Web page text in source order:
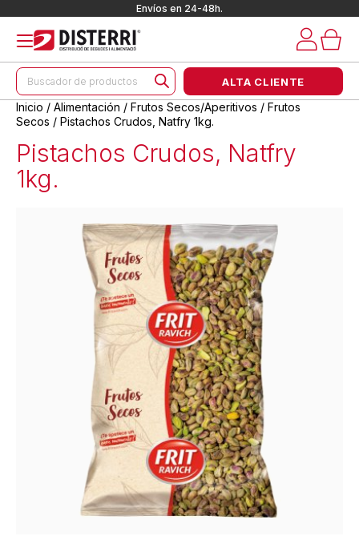
Envíos en 24-48h.
Búsqueda
de
productos
ALTA CLIENTE
Inicio / Alimentación / Frutos Secos/Aperitivos / Frutos
Secos / Pistachos Crudos, Natfry 1kg.
Pistachos Crudos, Natfry
1kg.